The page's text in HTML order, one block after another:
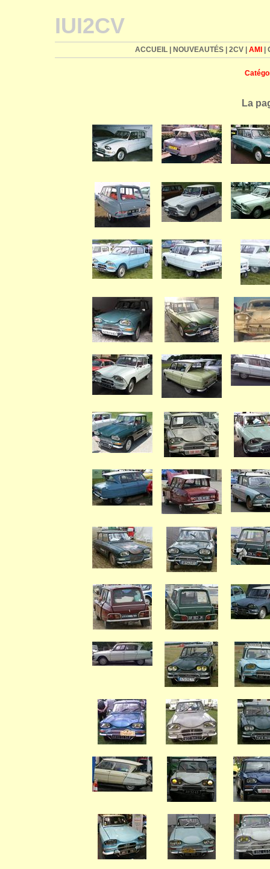
IUI2CV
ACCUEIL| NOUVEAUTÉS| 2CV| AMI
La